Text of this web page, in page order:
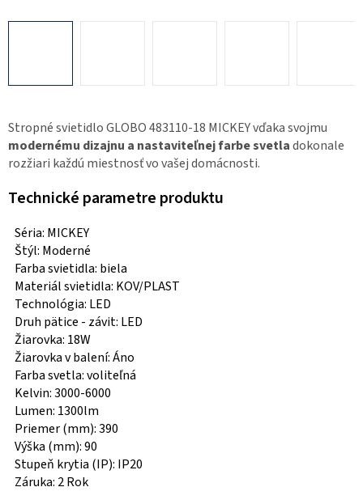
Stropné svietidlo GLOBO 483110-18 MICKEY vďaka svojmu
modernému dizajnu a nastaviteľnej farbe svetladokonale
rozžiari každú miestnosť vo vašej domácnosti.
Technické parametre produktu
Séria: MICKEY
Štýl: Moderné
Farba svietidla: biela
Materiál svietidla: KOV/PLAST
Technológia: LED
Druh pätice - závit: LED
Žiarovka: 18W
Žiarovka v balení: Áno
Farba svetla: voliteľná
Kelvin: 3000-6000
Lumen: 1300lm
Priemer (mm): 390
Výška (mm): 90
Stupeň krytia (IP): IP20
Záruka: 2 Rok